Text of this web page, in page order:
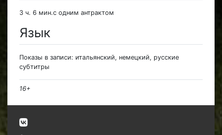
3 ч. 6 мин.с одним антрактом
Язык
Показы в записи: итальянский, немецкий, русские
субтитры
16+